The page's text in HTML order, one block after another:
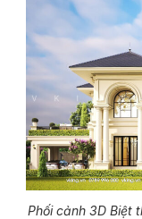
Phối cảnh 3D Biệt